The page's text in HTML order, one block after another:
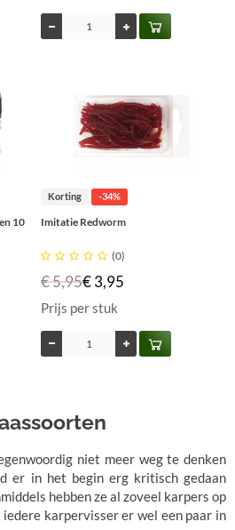
10
Korting -34%
Imitatie Redworm
     (0)
€ 5,95€ 3,95
Prijs per stuk
niet meer weg te denken
er in het begin erg kritisch gedaan
hebben ze al zoveel karpers op
karpervisser er wel een paar in